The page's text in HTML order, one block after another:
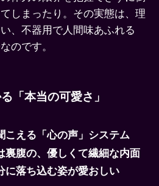
しまったり。その実態は、理
、不器用で人間味あふれる
のです。
「本当の可愛さ」
こえる「心の声」システム
裏腹の、優しくて繊細な内面
に落ち込む姿が愛おしい